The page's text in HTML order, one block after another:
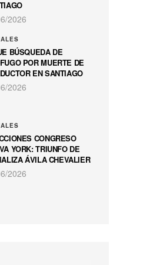
2026
BÚSQUEDA DE
POR MUERTE DE
EN SANTIAGO
2026
CONGRESO
YORK: TRIUNFO DE
ÁVILA CHEVALIER
2026